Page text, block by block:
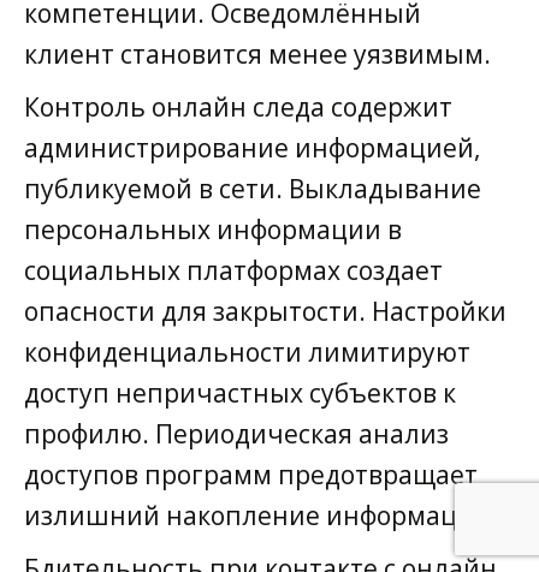
компетенции. Осведомлённый
клиент становится менее уязвимым.
Контроль онлайн следа содержит
администрирование информацией,
публикуемой в сети. Выкладывание
персональных информации в
социальных платформах создает
опасности для закрытости. Настройки
конфиденциальности лимитируют
доступ непричастных субъектов к
профилю. Периодическая анализ
доступов программ предотвращает
излишний накопление информации.